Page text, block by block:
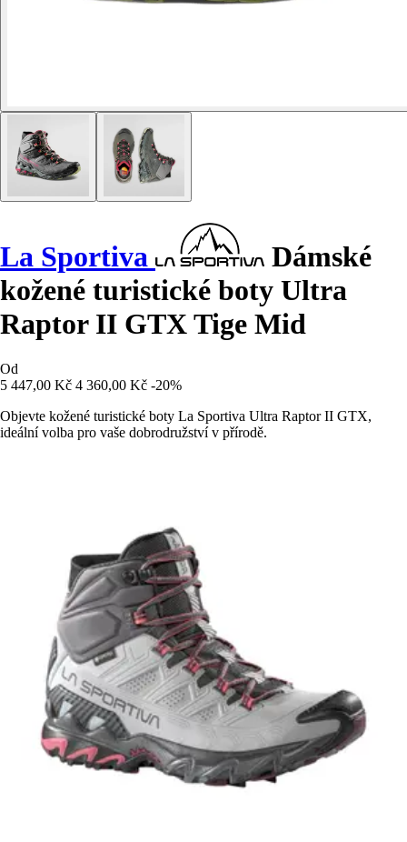
La Sportiva
Dámské
kožené turistické boty Ultra
Raptor II GTX Tige Mid
Od
5 447,00 Kč 4 360,00 Kč -20%
Objevte kožené turistické boty La Sportiva Ultra Raptor II GTX,
ideální volba pro vaše dobrodružství v přírodě.